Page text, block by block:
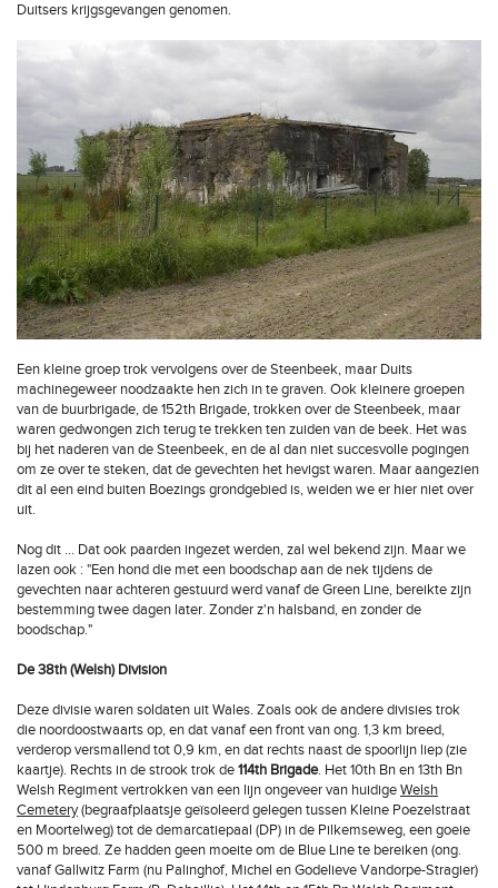
Duitsers krijgsgevangen genomen.
Een kleine groep trok vervolgens over de Steenbeek, maar Duits
machinegeweer noodzaakte hen zich in te graven. Ook kleinere groepen
van de buurbrigade, de 152th Brigade, trokken over de Steenbeek, maar
waren gedwongen zich terug te trekken ten zuiden van de beek. Het was
bij het naderen van de Steenbeek, en de al dan niet succesvolle pogingen
om ze over te steken, dat de gevechten het hevigst waren. Maar aangezien
dit al een eind buiten Boezings grondgebied is, weiden we er hier niet over
uit.
Nog dit … Dat ook paarden ingezet werden, zal wel bekend zijn. Maar we
lazen ook : "Een hond die met een boodschap aan de nek tijdens de
gevechten naar achteren gestuurd werd vanaf de Green Line, bereikte zijn
bestemming twee dagen later. Zonder z'n halsband, en zonder de
boodschap."
De 38th (Welsh) Division
Deze divisie waren soldaten uit Wales. Zoals ook de andere divisies trok
die noordoostwaarts op, en dat vanaf een front van ong. 1,3 km breed,
verderop versmallend tot 0,9 km, en dat rechts naast de spoorlijn liep (zie
kaartje). Rechts in de strook trok de114th Brigade. Het 10th Bn en 13th Bn
Welsh Regiment vertrokken van een lijn ongeveer van huidigeWelsh
Cemetery(begraafplaatsje geïsoleerd gelegen tussen Kleine Poezelstraat
en Moortelweg) tot de demarcatiepaal (DP) in de Pilkemseweg, een goeie
500 m breed. Ze hadden geen moeite om de Blue Line te bereiken (ong.
vanaf Gallwitz Farm (nu Palinghof, Michel en Godelieve Vandorpe-Stragier)